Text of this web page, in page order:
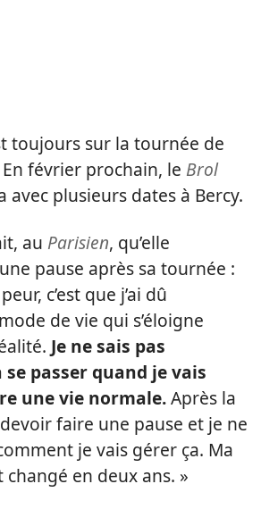
toujours sur la tournée de
février prochain, le Brol
avec plusieurs dates à Bercy.
au Parisien, qu’elle
pause après sa tournée :
c’est que j’ai dû
de vie qui s’éloigne
Je ne sais pas
passer quand je vais
une vie normale.Après la
faire une pause et je ne
je vais gérer ça. Ma
en deux ans. »